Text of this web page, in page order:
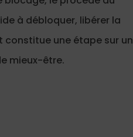
à débloquer, libérer la
constitue une étape sur un
mieux-être.